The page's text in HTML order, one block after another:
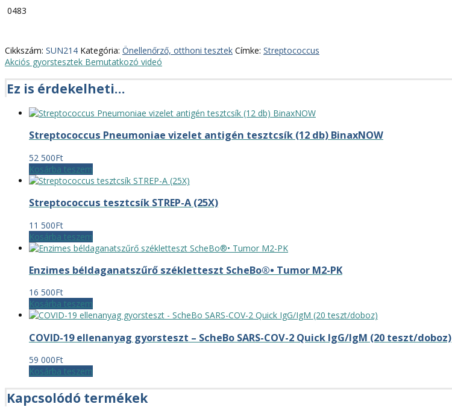
0483
Cikkszám: SUN214 Kategória: Önellenőrző, otthoni tesztek Címke: Streptococcus
Akciós gyorstesztek Bemutatkozó videó
Ez is érdekelheti…
Streptococcus Pneumoniae vizelet antigén tesztcsík (12 db) BinaxNOW
52 500Ft
Kosárba teszem
Streptococcus tesztcsík STREP-A (25X)
11 500Ft
Kosárba teszem
Enzimes béldaganatszűrő székletteszt ScheBo®• Tumor M2-PK
16 500Ft
Kosárba teszem
COVID-19 ellenanyag gyorsteszt – ScheBo SARS-COV-2 Quick IgG/IgM (20 teszt/doboz)
59 000Ft
Kosárba teszem
Kapcsolódó termékek